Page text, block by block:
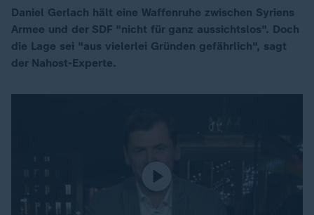
Daniel Gerlach hält eine Waffenruhe zwischen Syriens
Armee und der SDF "nicht für ganz aussichtslos". Doch
die Lage sei "aus vielerlei Gründen gefährlich", sagt
der Nahost-Experte.